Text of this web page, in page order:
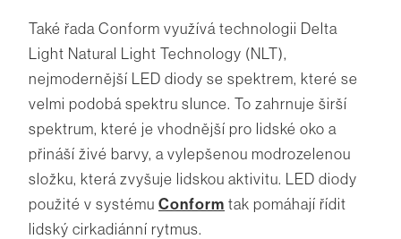
Také řada Conform využívá technologii Delta
Light Natural Light Technology (NLT),
nejmodernější LED diody se spektrem, které se
velmi podobá spektru slunce. To zahrnuje širší
spektrum, které je vhodnější pro lidské oko a
přináší živé barvy, a vylepšenou modrozelenou
složku, která zvyšuje lidskou aktivitu. LED diody
použité v systému Conform tak pomáhají řídit
lidský cirkadiánní rytmus.